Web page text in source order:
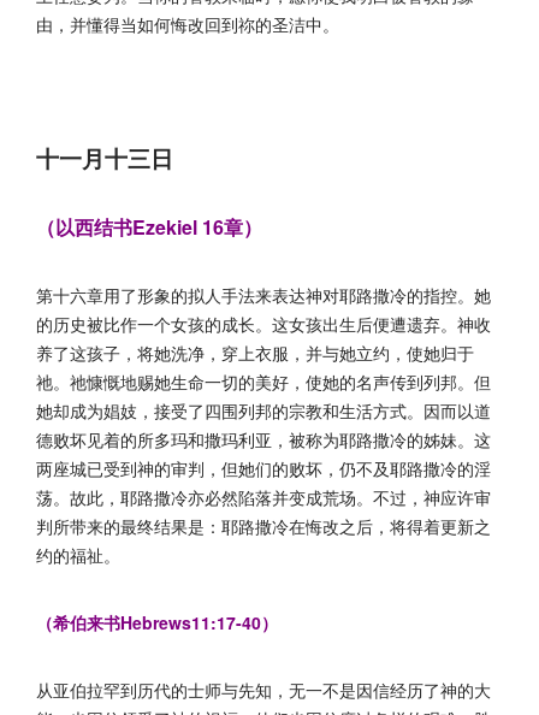
由，并懂得当如何悔改回到祢的圣洁中。
十一月十三日
（以西结书Ezekiel 16章）
第十六章用了形象的拟人手法来表达神对耶路撒冷的指控。她
的历史被比作一个女孩的成长。这女孩出生后便遭遗弃。神收
养了这孩子，将她洗净，穿上衣服，并与她立约，使她归于
祂。祂慷慨地赐她生命一切的美好，使她的名声传到列邦。但
她却成为娼妓，接受了四围列邦的宗教和生活方式。因而以道
德败坏见着的所多玛和撒玛利亚，被称为耶路撒冷的姊妹。这
两座城已受到神的审判，但她们的败坏，仍不及耶路撒冷的淫
荡。故此，耶路撒冷亦必然陷落并变成荒场。不过，神应许审
判所带来的最终结果是：耶路撒冷在悔改之后，将得着更新之
约的福祉。
（希伯来书Hebrews11:17-40）
从亚伯拉罕到历代的士师与先知，无一不是因信经历了神的大